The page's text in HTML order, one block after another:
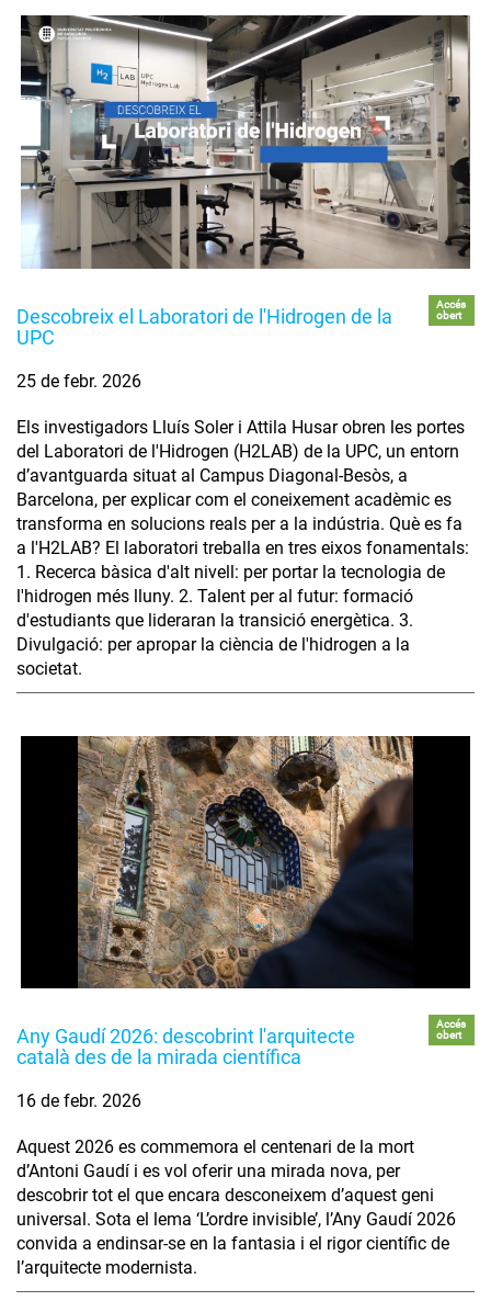
Descobreix el Laboratori de l'Hidrogen de la
UPC
Accés
obert
25 de febr. 2026
Els investigadors Lluís Soler i Attila Husar obren les portes
del Laboratori de l'Hidrogen (H2LAB) de la UPC, un entorn
d’avantguarda situat al Campus Diagonal-Besòs, a
Barcelona, per explicar com el coneixement acadèmic es
transforma en solucions reals per a la indústria. Què es fa
a l'H2LAB? El laboratori treballa en tres eixos fonamentals:
1. Recerca bàsica d'alt nivell: per portar la tecnologia de
l'hidrogen més lluny. 2. Talent per al futur: formació
d'estudiants que lideraran la transició energètica. 3.
Divulgació: per apropar la ciència de l'hidrogen a la
societat.
Any Gaudí 2026: descobrint l'arquitecte
català des de la mirada científica
Accés
obert
16 de febr. 2026
Aquest 2026 es commemora el centenari de la mort
d’Antoni Gaudí i es vol oferir una mirada nova, per
descobrir tot el que encara desconeixem d’aquest geni
universal. Sota el lema ‘L’ordre invisible’, l’Any Gaudí 2026
convida a endinsar-se en la fantasia i el rigor científic de
l’arquitecte modernista.